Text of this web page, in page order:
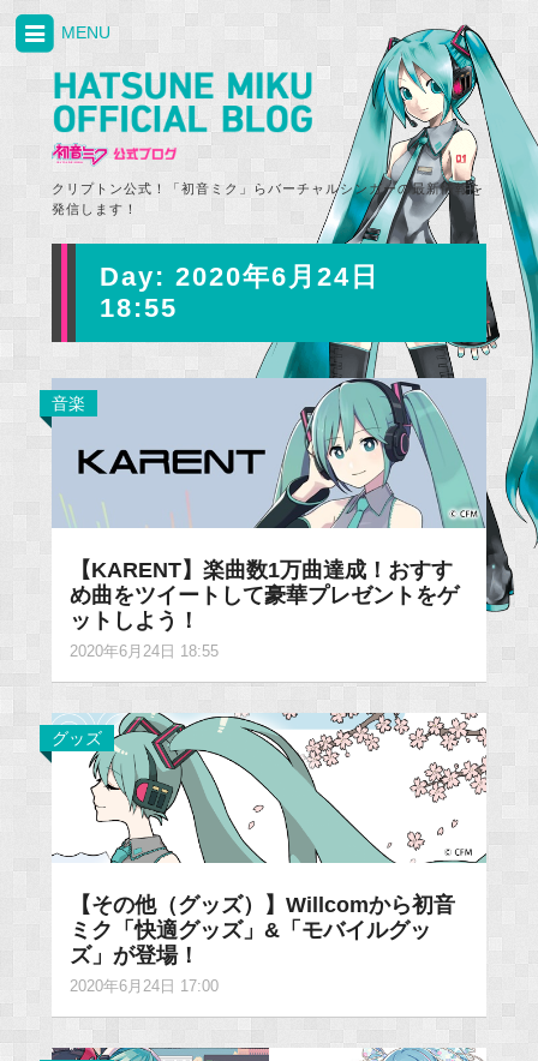
クリプトン公式！「初音ミク」らバーチャルシンガーの最新情報を
発信します！
MENU
Day: 2020年6月24日
18:55
音楽
【KARENT】楽曲数1万曲達成！おすす
め曲をツイートして豪華プレゼントをゲ
ットしよう！
2020年6月24日 18:55
グッズ
【その他（グッズ）】Willcomから初音
ミク「快適グッズ」&「モバイルグッ
ズ」が登場！
2020年6月24日 17:00